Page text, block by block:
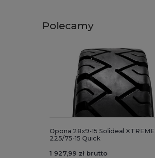
Polecamy
Opona 28x9-15 Solideal XTREME
225/75-15 Quick
1 927,99 zł brutto